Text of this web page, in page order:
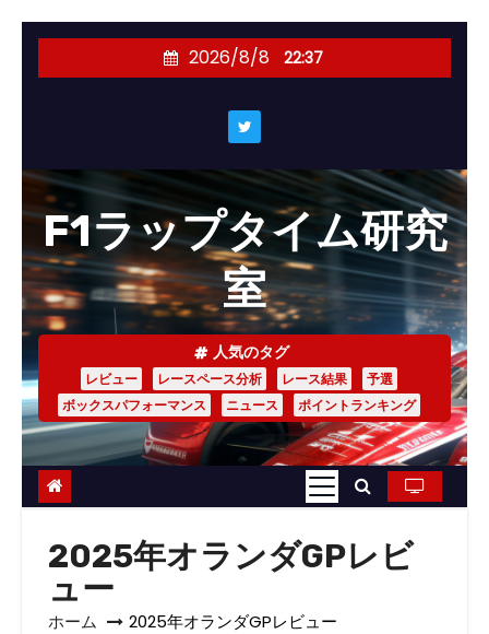
ス
キ
ッ
プ
2026/8/8 22:37
F1ラップタイム研究
室
人気のタグ
レビュー レースペース分析 レース結果
予選
ボックスパフォーマンス
ニュース ポイントランキング
2025年オランダGPレビ
ュー
ホーム 2025年オランダGPレビュー